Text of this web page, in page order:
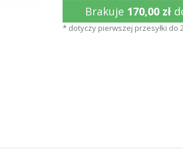
Brakuje 170,00 zł
* dotyczy pierwszej przesyłki do